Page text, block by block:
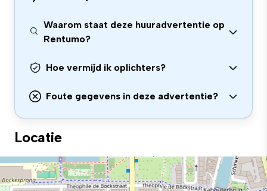
Waarom staat deze huuradvertentie op
Rentumo?
Hoe vermijd ik oplichters?
Foute gegevens in deze advertentie?
Locatie